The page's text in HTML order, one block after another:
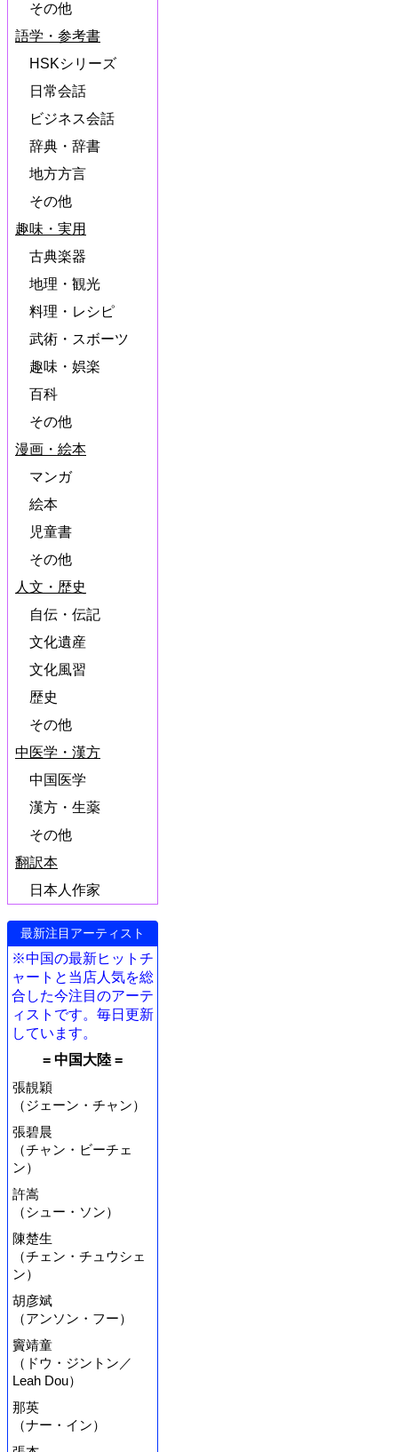
その他
語学・参考書
HSKシリーズ
日常会話
ビジネス会話
辞典・辞書
地方方言
その他
趣味・実用
古典楽器
地理・観光
料理・レシピ
武術・スボーツ
趣味・娯楽
百科
その他
漫画・絵本
マンガ
絵本
児童書
その他
人文・歴史
自伝・伝記
文化遺産
文化風習
歴史
その他
中医学・漢方
中国医学
漢方・生薬
その他
翻訳本
日本人作家
最新注目アーティスト
※中国の最新ヒットチ
ャートと当店人気を総
合した今注目のアーテ
ィストです。毎日更新
しています。
= 中国大陸 =
張靚穎
（ジェーン・チャン）
張碧晨
（チャン・ビーチェ
ン）
許嵩
（シュー・ソン）
陳楚生
（チェン・チュウシェ
ン）
胡彦斌
（アンソン・フー）
竇靖童
（ドウ・ジントン／
Leah Dou）
那英
（ナー・イン）